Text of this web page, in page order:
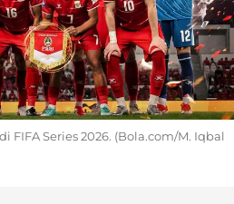
FIFA Series 2026. (Bola.com/M. Iqbal